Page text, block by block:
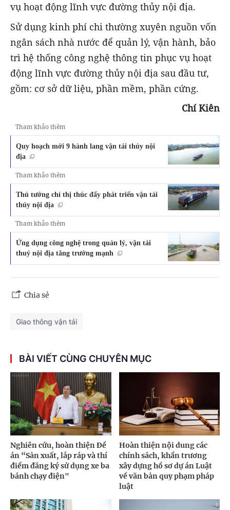
vụ hoạt động lĩnh vực đường thủy nội địa.
Sử dụng kinh phí chi thường xuyên nguồn vốn
ngân sách nhà nước để quản lý, vận hành, bảo
trì hệ thống công nghệ thông tin phục vụ hoạt
động lĩnh vực đường thủy nội địa sau đầu tư,
gồm: cơ sở dữ liệu, phần mềm, phần cứng.
Chí Kiên
Tham khảo thêm
Quy hoạch mới 9 hành lang vận tải thủy nội
địa
Tham khảo thêm
Thủ tướng chỉ thị thúc đẩy phát triển vận tải
thủy nội địa
Tham khảo thêm
Ứng dụng công nghệ trong quản lý, vận tải
thuỷ nội địa tăng trưởng mạnh
Chia sẻ
Giao thông vận tải
BÀI VIẾT CÙNG CHUYÊN MỤC
Nghiên cứu, hoàn thiện Đề
án “Sản xuất, lắp ráp và thí
điểm đăng ký sử dụng xe ba
bánh chạy điện"
Hoàn thiện nội dung các
chính sách, khẩn trương
xây dựng hồ sơ dự án Luật
về văn bản quy phạm pháp
luật